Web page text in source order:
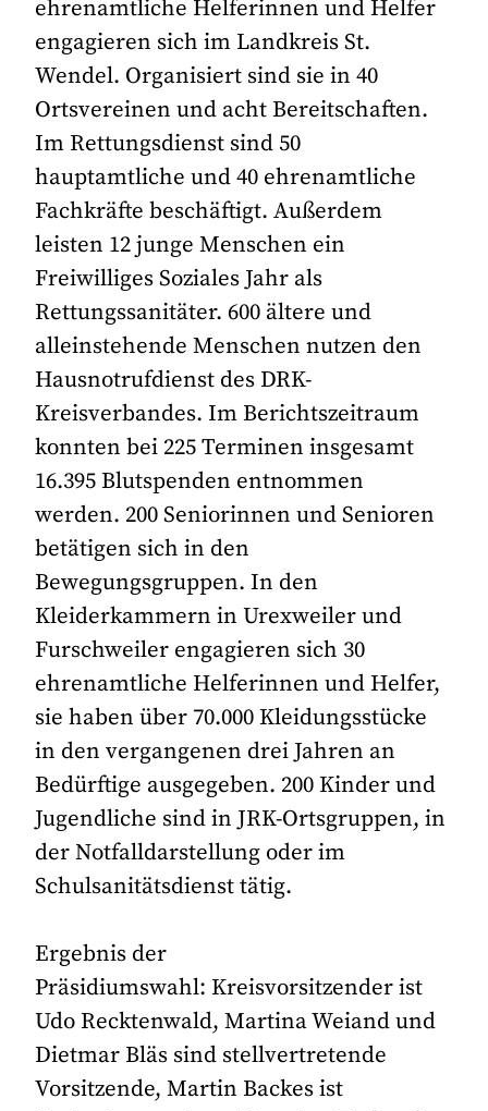
ehrenamtliche Helferinnen und Helfer
engagieren sich im Landkreis St.
Wendel. Organisiert sind sie in 40
Ortsvereinen und acht Bereitschaften.
Im Rettungsdienst sind 50
hauptamtliche und 40 ehrenamtliche
Fachkräfte beschäftigt. Außerdem
leisten 12 junge Menschen ein
Freiwilliges Soziales Jahr als
Rettungssanitäter. 600 ältere und
alleinstehende Menschen nutzen den
Hausnotrufdienst des DRK-
Kreisverbandes. Im Berichtszeitraum
konnten bei 225 Terminen insgesamt
16.395 Blutspenden entnommen
werden. 200 Seniorinnen und Senioren
betätigen sich in den
Bewegungsgruppen. In den
Kleiderkammern in Urexweiler und
Furschweiler engagieren sich 30
ehrenamtliche Helferinnen und Helfer,
sie haben über 70.000 Kleidungsstücke
in den vergangenen drei Jahren an
Bedürftige ausgegeben. 200 Kinder und
Jugendliche sind in JRK-Ortsgruppen, in
der Notfalldarstellung oder im
Schulsanitätsdienst tätig.
Ergebnis der
Präsidiumswahl: Kreisvorsitzender ist
Udo Recktenwald, Martina Weiand und
Dietmar Bläs sind stellvertretende
Vorsitzende, Martin Backes ist